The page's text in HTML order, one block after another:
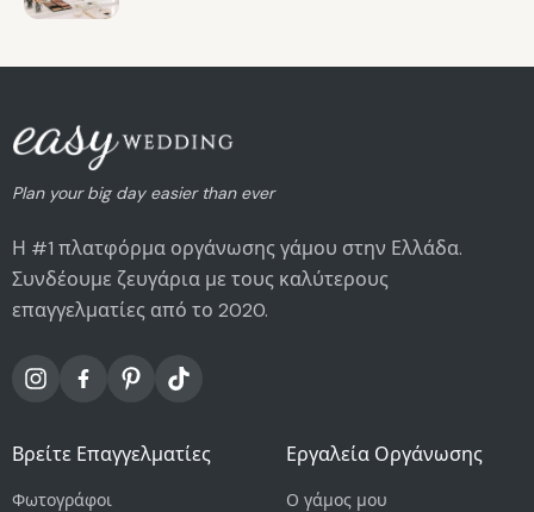
Plan your big day easier than ever
Η #1 πλατφόρμα οργάνωσης γάμου στην Ελλάδα.
Συνδέουμε ζευγάρια με τους καλύτερους
επαγγελματίες από το 2020.
Βρείτε Επαγγελματίες
Φωτογράφοι
Εργαλεία Οργάνωσης
Ο γάμος μου